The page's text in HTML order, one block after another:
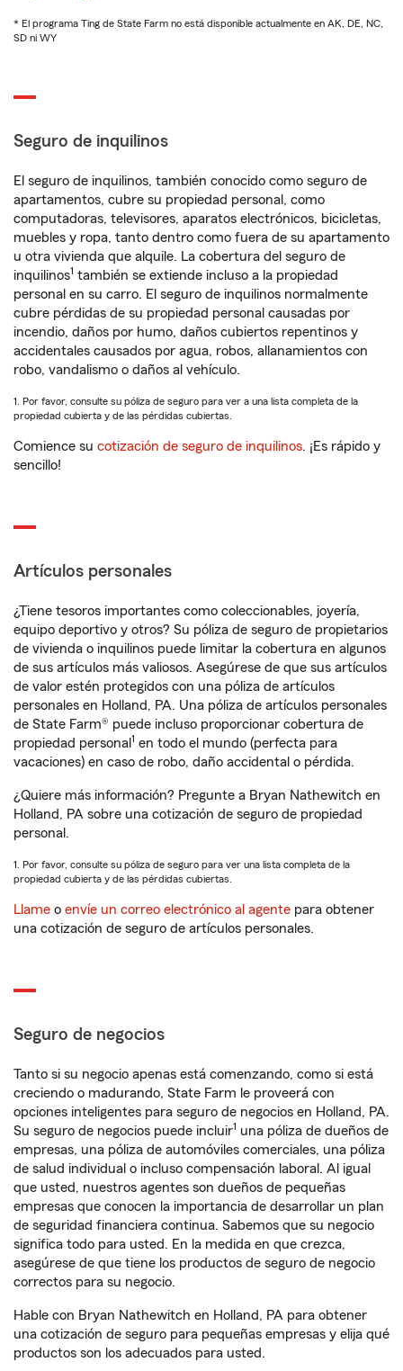
* El programa Ting de State Farm no está disponible actualmente en AK, DE, NC,
SD ni WY
Seguro de inquilinos
El seguro de inquilinos, también conocido como seguro de
apartamentos, cubre su propiedad personal, como
computadoras, televisores, aparatos electrónicos, bicicletas,
muebles y ropa, tanto dentro como fuera de su apartamento
u otra vivienda que alquile. La cobertura del seguro de
inquilinos1 también se extiende incluso a la propiedad
personal en su carro. El seguro de inquilinos normalmente
cubre pérdidas de su propiedad personal causadas por
incendio, daños por humo, daños cubiertos repentinos y
accidentales causados por agua, robos, allanamientos con
robo, vandalismo o daños al vehículo.
1. Por favor, consulte su póliza de seguro para ver a una lista completa de la
propiedad cubierta y de las pérdidas cubiertas.
Comience su cotización de seguro de inquilinos. ¡Es rápido y
sencillo!
Artículos personales
¿Tiene tesoros importantes como coleccionables, joyería,
equipo deportivo y otros? Su póliza de seguro de propietarios
de vivienda o inquilinos puede limitar la cobertura en algunos
de sus artículos más valiosos. Asegúrese de que sus artículos
de valor estén protegidos con una póliza de artículos
personales en Holland, PA. Una póliza de artículos personales
de State Farm® puede incluso proporcionar cobertura de
propiedad personal 1 en todo el mundo (perfecta para
vacaciones) en caso de robo, daño accidental o pérdida.
¿Quiere más información? Pregunte a Bryan Nathewitch en
Holland, PA sobre una cotización de seguro de propiedad
personal.
1. Por favor, consulte su póliza de seguro para ver una lista completa de la
propiedad cubierta y de las pérdidas cubiertas.
Llame o envíe un correo electrónico al agente para obtener
una cotización de seguro de artículos personales.
Seguro de negocios
Tanto si su negocio apenas está comenzando, como si está
creciendo o madurando, State Farm le proveerá con
opciones inteligentes para seguro de negocios en Holland, PA.
Su seguro de negocios puede incluir1 una póliza de dueños de
empresas, una póliza de automóviles comerciales, una póliza
de salud individual o incluso compensación laboral. Al igual
que usted, nuestros agentes son dueños de pequeñas
empresas que conocen la importancia de desarrollar un plan
de seguridad financiera continua. Sabemos que su negocio
significa todo para usted. En la medida en que crezca,
asegúrese de que tiene los productos de seguro de negocio
correctos para su negocio.
Hable con Bryan Nathewitch en Holland, PA para obtener
una cotización de seguro para pequeñas empresas y elija qué
productos son los adecuados para usted.